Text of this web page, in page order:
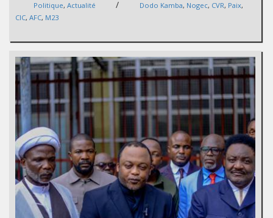
Politique, Actualité / Dodo Kamba, Nogec, CVR, Paix,
CIC, AFC, M23